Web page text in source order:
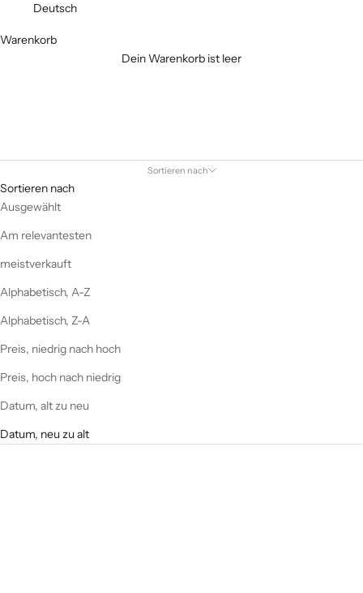
Deutsch
Warenkorb
Dein Warenkorb ist leer
Sortieren nach
Sortieren nach
Ausgewählt
Am relevantesten
meistverkauft
Alphabetisch, A-Z
Alphabetisch, Z-A
Preis, niedrig nach hoch
Preis, hoch nach niedrig
Datum, alt zu neu
Datum, neu zu alt